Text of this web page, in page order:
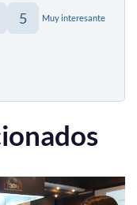
5 Muy interesante